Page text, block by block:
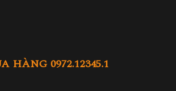
HÀNG 0972.12345.1